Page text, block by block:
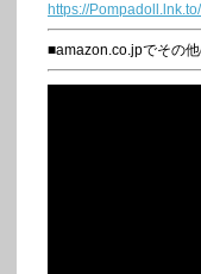
https://
■amazon.co.jpでその